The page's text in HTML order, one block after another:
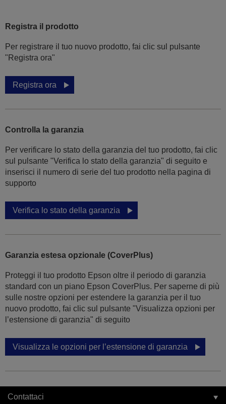
Registra il prodotto
Per registrare il tuo nuovo prodotto, fai clic sul pulsante
"Registra ora"
Registra ora
Controlla la garanzia
Per verificare lo stato della garanzia del tuo prodotto, fai clic
sul pulsante "Verifica lo stato della garanzia" di seguito e
inserisci il numero di serie del tuo prodotto nella pagina di
supporto
Verifica lo stato della garanzia
Garanzia estesa opzionale (CoverPlus)
Proteggi il tuo prodotto Epson oltre il periodo di garanzia
standard con un piano Epson CoverPlus. Per saperne di più
sulle nostre opzioni per estendere la garanzia per il tuo
nuovo prodotto, fai clic sul pulsante "Visualizza opzioni per
l’estensione di garanzia" di seguito
Visualizza le opzioni per l’estensione di garanzia
Contattaci